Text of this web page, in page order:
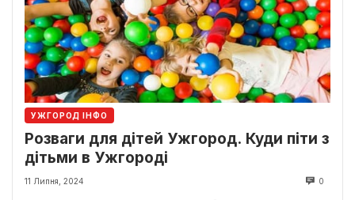
УЖГОРОД ІНФО
Розваги для дітей Ужгород. Куди піти з
дітьми в Ужгороді
11 Липня, 2024 0